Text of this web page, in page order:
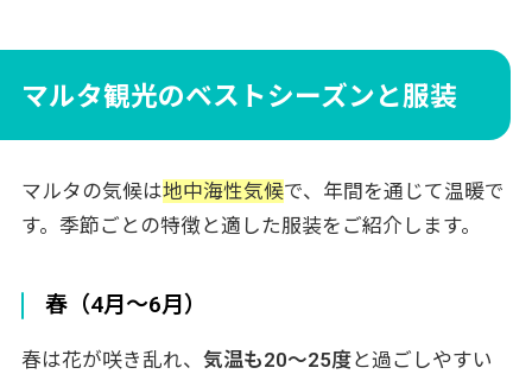
マルタ観光のベストシーズンと服装
マルタの気候は地中海性気候で、年間を通じて温暖で
す。季節ごとの特徴と適した服装をご紹介します。
春（4月〜6月）
春は花が咲き乱れ、 気温も20〜25度と過ごしやすい